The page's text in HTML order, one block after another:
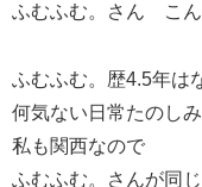
ふむふむ。さん こ
ふむふむ。歴4.5年は
何気ない日常たのし
私も関西なので
ふむふむ。さんが同